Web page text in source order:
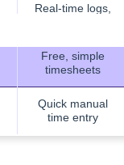
Real-time logs,
Free, simple
timesheets
Quick manual
time entry